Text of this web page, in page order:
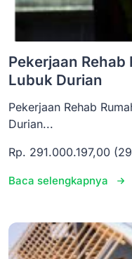
Pekerjaan Rehab
Lubuk Durian
Pekerjaan Rehab
Durian...
Rp. 291.000.197,00
Baca selengkapnya